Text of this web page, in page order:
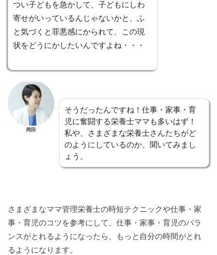
つい子どもを急かして、子どもにしわ
寄せがいっているんじゃないかと、ふ
と気づくと罪悪感にかられて、この現
状をどうにかしたいんですよね・・・
岡田
そうだったんですね！仕事・家事・育
児に奮闘する栄養士ママも多いはず！
私や、さまざまな栄養士さんたちがど
のようにしているのか、聞いてみまし
ょう。
さまざまなママ管理栄養士の時短テクニックや仕事・家
事・育児のコツを参考にして、仕事・家事・育児のバラ
ンスがとれるようになったら、もっと自分の時間がとれ
るようになります。